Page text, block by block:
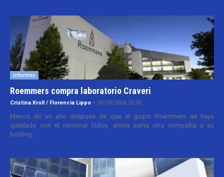
Informes
Roemmers compra laboratorio Craveri
Cristina Kroll / Florencia Lippo - 05/05/2026 20:00
Menos de un año después de que el grupo Roemmers se haya
quedado con el nacional Sidus, ahora suma otra compañía a su
holding....